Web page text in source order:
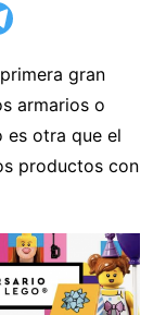
gran
armarios o
es otra que el
productos con